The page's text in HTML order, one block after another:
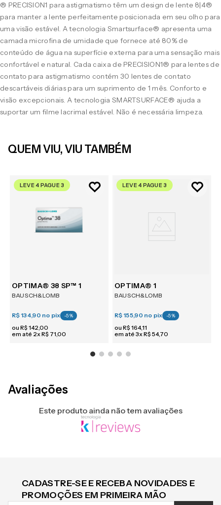
® PRECISION1 para astigmatismo têm um design de lente 8|4®
para manter a lente perfeitamente posicionada em seu olho para
uma visão estável. A tecnologia Smartsurface® apresenta uma
camada microfina de umidade que fornece até 80% de
conteúdo de água na superfície externa para uma sensação mais
confortável e natural. Cada caixa de PRECISION1® para lentes de
contato para astigmatismo contém 30 lentes de contato
descartáveis diárias para um suprimento de 1 mês. Conforto e
visão excepcionais. A tecnologia SMARTSURFACE® ajuda a
suportar um filme lacrimal estável. Não é necessária limpeza.
QUEM VIU, VIU TAMBÉM
LEVE 4 PAGUE 3
OPTIMA® 38 SP™ 1
BAUSCH&LOMB
R$ 134,90 no pix -5%
ou R$ 142,00
em até 2xR$ 71,00
LEVE 4 PAGUE 3
OPTIMA® 1
BAUSCH&LOMB
R$ 155,90 no pix -5%
ou R$ 164,11
em até 3xR$ 54,70
Avaliações
Este produto ainda não tem avaliações
CADASTRE-SE E RECEBA NOVIDADES E
PROMOÇÕES EM PRIMEIRA MÃO